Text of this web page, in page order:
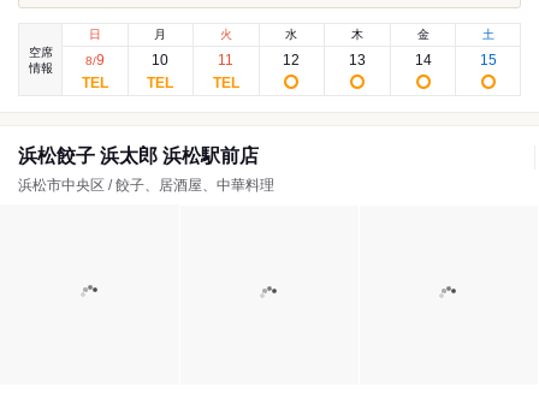
空席
情報
日
8/9
月
10
火
11
水
12
木
13
金
14
土
15
浜松餃子 浜太郎 浜松駅前店
浜松市中央区 / 餃子、居酒屋、中華料理